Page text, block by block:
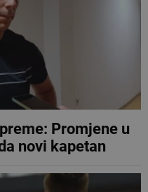
Promjene u
novi kapetan